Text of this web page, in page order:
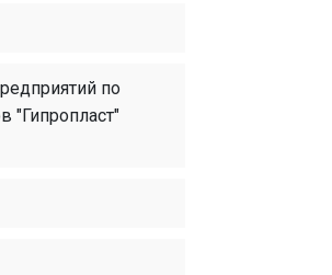
по
"Гипропласт"